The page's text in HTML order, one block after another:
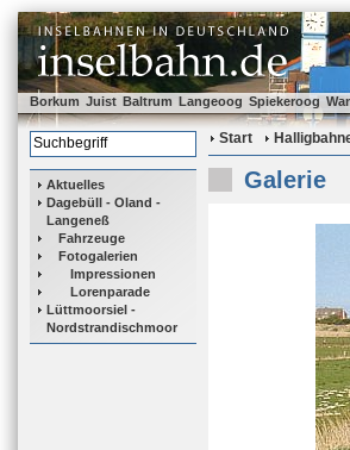
Borkum Juist Baltrum Langeoog Spiekeroog
Aktuelles
Dagebüll - Oland -
Langeneß
Fahrzeuge
Fotogalerien
Impressionen
Lorenparade
Lüttmoorsiel -
Nordstrandischmoor
Start
Galerie